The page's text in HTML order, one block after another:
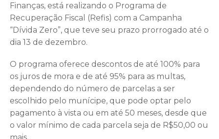
Finanças, está realizando o Programa de
Recuperação Fiscal (Refis) com a Campanha
“Dívida Zero”, que teve seu prazo prorrogado até o
dia 13 de dezembro.
O programa oferece descontos de até 100% para
os juros de mora e de até 95% para as multas,
dependendo do número de parcelas a ser
escolhido pelo munícipe, que pode optar pelo
pagamento à vista ou em até 50 meses, desde que
o valor mínimo de cada parcela seja de R$50,00 ou
mais.